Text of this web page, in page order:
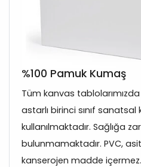
%100 Pamuk Kumaş
Tüm kanvas
astarlı birinci sınıf
kullanılmaktadır. Sağlığa
bulunmamaktadır. PVC,
kanserojen madde içermez.